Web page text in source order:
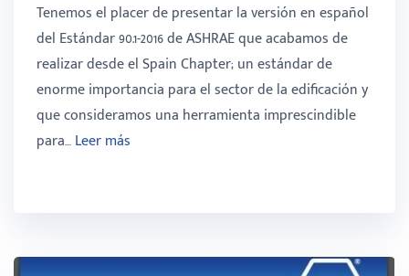
Tenemos el placer de presentar la versión en español
del Estándar 90.1-2016 de ASHRAE que acabamos de
realizar desde el Spain Chapter; un estándar de
enorme importancia para el sector de la edificación y
que consideramos una herramienta imprescindible
para…Leer más